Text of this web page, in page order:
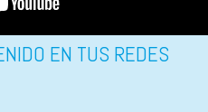
EN TUS REDES